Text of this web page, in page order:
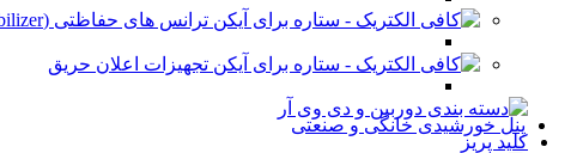
ترانس های حفاظتی (stabilizer)
تجهیزات اعلان حریق
پنل خورشیدی خانگی و صنعتی
کلید پریز